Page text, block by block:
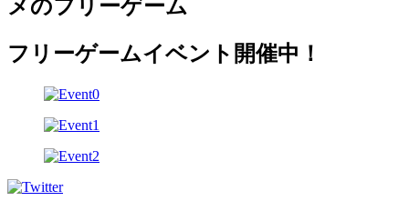
メのフリーゲーム
フリーゲームイベント開催中！